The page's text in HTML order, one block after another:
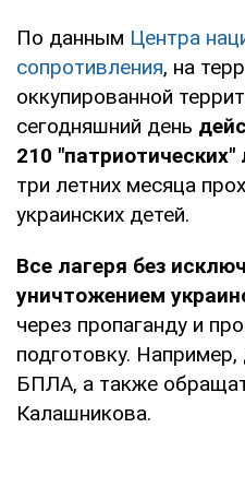
По данным Центра
сопротивления, на
оккупированной
сегодняшний день
210 "патриотических"
три летних месяца
украинских детей.
Все лагеря без
уничтожением
через пропаганду и
подготовку. Например,
БПЛА, а также
Калашникова.